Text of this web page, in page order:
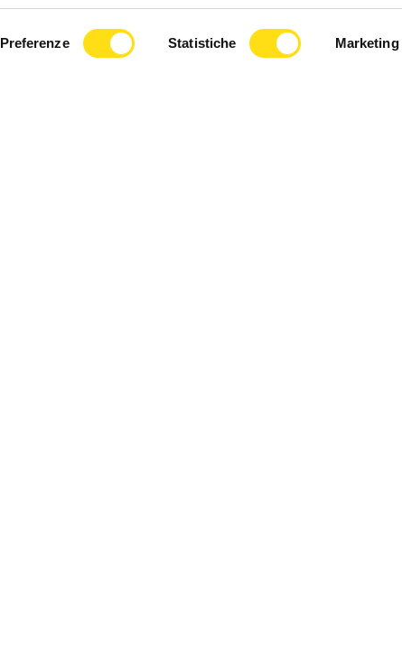
Preferenze Statistiche Marketing
CRONACA